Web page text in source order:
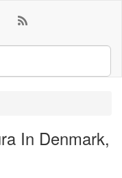
In Denmark,